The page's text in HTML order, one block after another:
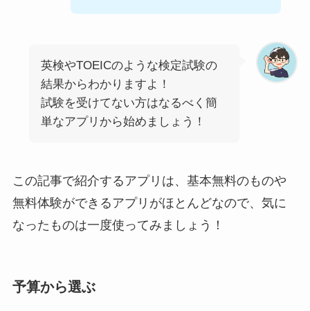
英検やTOEICのような検定試験の
結果からわかりますよ！
試験を受けてない方はなるべく簡
単なアプリから始めましょう！
この記事で紹介するアプリは、基本無料のものや
無料体験ができるアプリがほとんどなので、気に
なったものは一度使ってみましょう！
予算から選ぶ